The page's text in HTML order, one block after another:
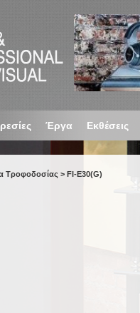
Έργα Εκθέσεις
Τροφοδοσίας > FI-E30(G)